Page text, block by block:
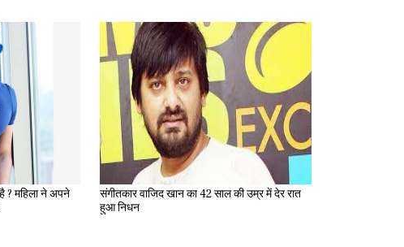
संगीतकार वाजिद खान का 42 साल की उम्र में देर रात
हुआ निधन